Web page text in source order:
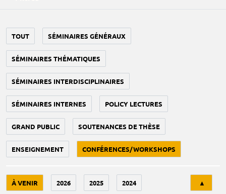
TOUT SÉMINAIRES GÉNÉRAUX
SÉMINAIRES THÉMATIQUES
SÉMINAIRES INTERDISCIPLINAIRES
SÉMINAIRES INTERNES POLICY LECTURES
GRAND PUBLIC SOUTENANCES DE THÈSE
ENSEIGNEMENT CONFÉRENCES/WORKSHOPS
À VENIR 2026 2025 2024 ▲